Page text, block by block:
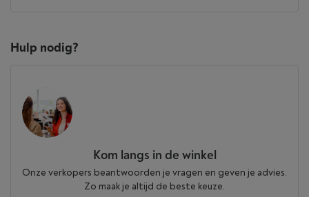
Hulp nodig?
Kom langs in de winkel
Onze verkopers beantwoorden je vragen en geven je advies.
Zo maak je altijd de beste keuze.